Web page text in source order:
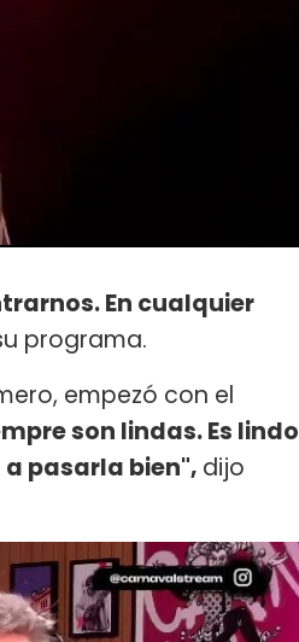
En cualquier
programa.
empezó con el
son lindas. Es lindo
pasarla bien", dijo